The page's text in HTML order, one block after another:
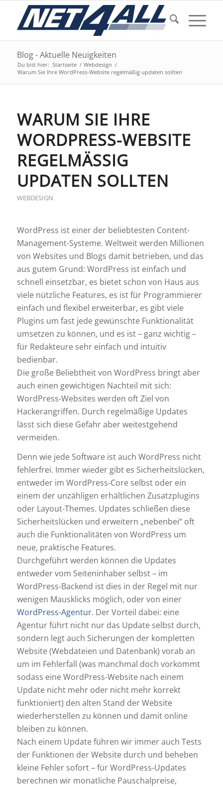
Blog - Aktuelle Neuigkeiten
Du bist hier: Startseite / Webdesign /
Warum Sie Ihre WordPress-Website regelmäßig updaten sollten
WARUM SIE IHRE
WORDPRESS-WEBSITE
REGELMÄSSIG U
PDATEN SOLLTEN
WEBDESIGN
WordPress ist einer der beliebtesten Content-
Management-Systeme. Weltweit werden Millionen
von Websites und Blogs damit betrieben, und das
aus gutem Grund: WordPress ist einfach und
schnell einsetzbar, es bietet schon von Haus aus
viele nützliche Features, es ist für Programmierer
einfach und flexibel erweiterbar, es gibt viele
Plugins um fast jede gewünschte Funktionalität
umsetzen zu können, und es ist – ganz wichtig –
für Redakteure sehr einfach und intuitiv
bedienbar.
Die große Beliebtheit von WordPress bringt aber
auch einen gewichtigen Nachteil mit sich:
WordPress-Websites werden oft Ziel von
Hackerangriffen. Durch regelmäßige Updates
lässt sich diese Gefahr aber weitestgehend
vermeiden.
Denn wie jede Software ist auch WordPress nicht
fehlerfrei. Immer wieder gibt es Sicherheitslücken,
entweder im WordPress-Core selbst oder ein
einem der unzähligen erhältlichen Zusatzplugins
oder Layout-Themes. Updates schließen diese
Sicherheitslücken und erweitern „nebenbei“ oft
auch die Funktionalitäten von WordPress um
neue, praktische Features.
Durchgeführt werden können die Updates
entweder vom Seiteninhaber selbst – im
WordPress-Backend ist dies in der Regel mit nur
wenigen Mausklicks möglich, oder von einer
WordPress-Agentur. Der Vorteil dabei: eine
Agentur führt nicht nur das Update selbst durch,
sondern legt auch Sicherungen der kompletten
Website (Webdateien und Datenbank) vorab an
um im Fehlerfall (was manchmal doch vorkommt
sodass eine WordPress-Website nach einem
Update nicht mehr oder nicht mehr korrekt
funktioniert) den alten Stand der Website
wiederherstellen zu können und damit online
bleiben zu können.
Nach einem Update führen wir immer auch Tests
der Funktionen der Website durch und beheben
kleine Fehler sofort – für WordPress-Updates
berechnen wir monatliche Pauschalpreise,